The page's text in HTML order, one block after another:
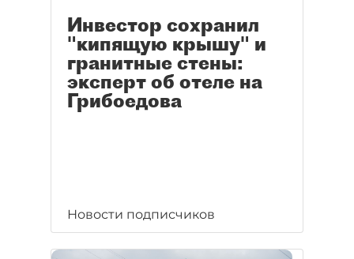
Инвестор сохранил
"кипящую крышу" и
гранитные стены:
эксперт об отеле на
Грибоедова
Новости подписчиков